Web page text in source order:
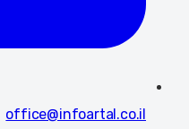
office@infoartal.co.il